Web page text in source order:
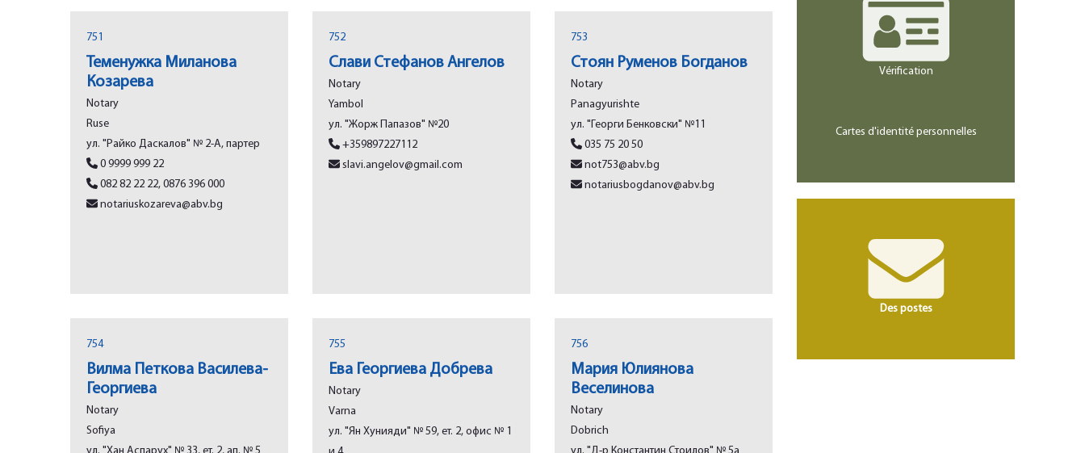
751
Теменужка Миланова
Козарева
Notary
Rusе
ул. "Райко Даскалов" № 2-А, партер
0 9999 999 22
082 82 22 22, 0876 396 000
notariuskozareva@abv.bg
752
Слави Стефанов Ангелов
Notary
Yambol
ул. "Жорж Папазов" №20
+359897227112
slavi.angelov@gmail.com
753
Стоян Руменов Богданов
Notary
Panagyurishtе
ул. "Георги Бенковски" №11
035 75 20 50
not753@abv.bg
notariusbogdanov@abv.bg
754
Вилма Петкова Василева-
Георгиева
Notary
Sofiya
755
Ева Георгиева Добрева
Notary
Varna
ул. "Ян Хунияди" № 59, ет. 2, офис № 1
756
Мария Юлиянова
Веселинова
Notary
Dobrich
Vérification
Cartes d'identité personnelles
Des postes